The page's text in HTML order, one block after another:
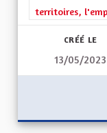
territoires,
CRÉÉ LE
13/05/2023